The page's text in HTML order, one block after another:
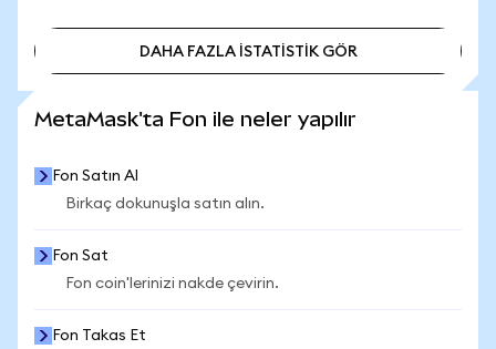
DAHA FAZLA İSTATİSTİK GÖR
MetaMask'ta Fon ile neler yapılır
Fon Satın Al
Birkaç dokunuşla satın alın.
Fon Sat
Fon coin'lerinizi nakde çevirin.
Fon Takas Et